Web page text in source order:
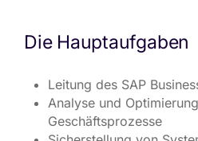
Die Hauptaufgaben
Leitung des SAP
Analyse und
Geschäftsprozesse